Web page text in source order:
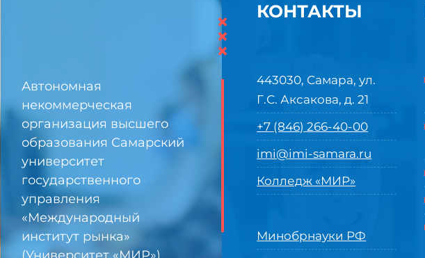
Автономная
некоммерческая
организация высшего
образования Самарский
университет
государственного
управления
«Международный
институт рынка»
×
×
×
КОНТАКТЫ
443030, Самара, ул.
Г.С. Аксакова, д. 21
+7 (846) 266-40-00
imi@imi-samara.ru
Колледж «МИР»
Минобрнауки РФ